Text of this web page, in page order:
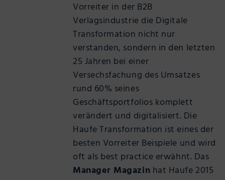
Vorreiter in der B2B
Verlagsindustrie die Digitale
Transformation nicht nur
verstanden, sondern in den letzten
25 Jahren bei einer
Versechsfachung des Umsatzes
rund 60% seines
Geschäftsportfolios komplett
verändert und digitalisiert. Die
Haufe Transformation ist eines der
besten Vorreiter Beispiele und wird
oft als best practice erwähnt. Das
Manager Magazin hat Haufe 2015